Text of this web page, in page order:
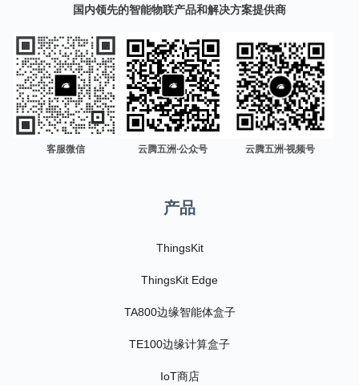
国内领先的智能物联产品和解决方案提供商
客服微信 云腾五洲·公众号 云腾五洲·视频号
产品
ThingsKit
ThingsKit Edge
TA800边缘智能体盒子
TE100边缘计算盒子
IoT商店